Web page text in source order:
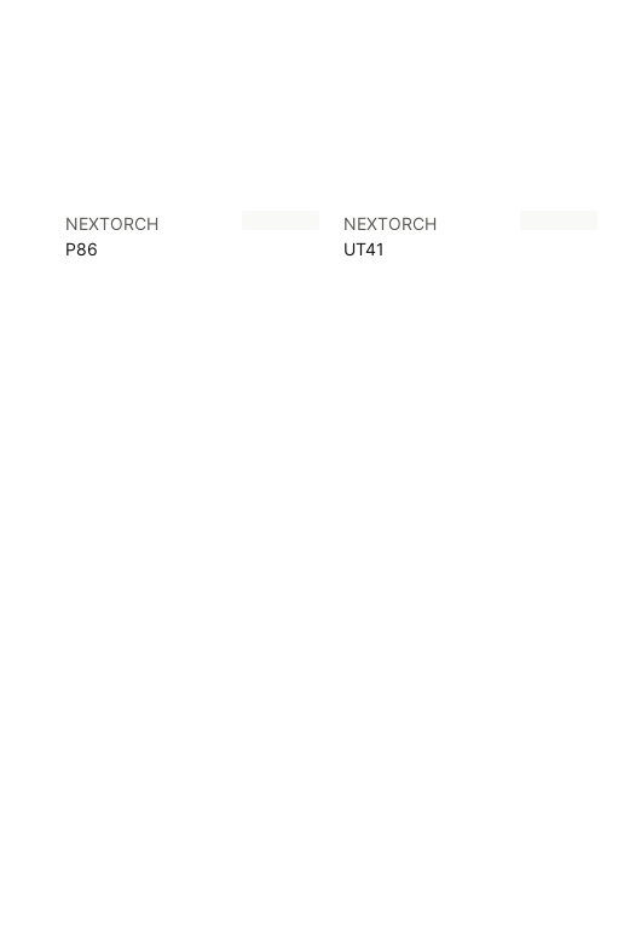
NEXTORCH
P86
NEXTORCH
UT41